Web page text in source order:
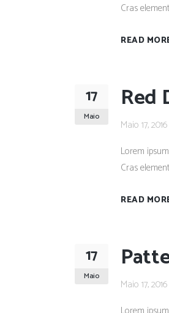
Cras
READ
17
Maio
Red
Maio 17, 2016
Lorem
Cras
READ
17
Maio
Maio 17, 2016